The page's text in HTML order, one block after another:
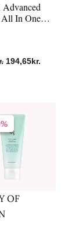
In One
194,65kr.
OF
oprindelige
pris
var:
139,00kr..